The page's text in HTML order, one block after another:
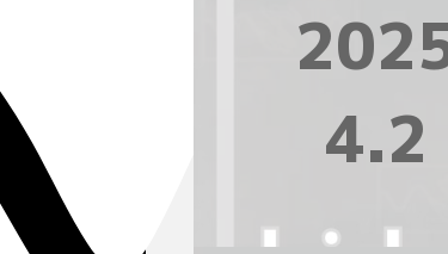
4.2